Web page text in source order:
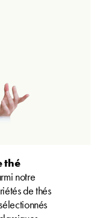
thé
notre
de thés